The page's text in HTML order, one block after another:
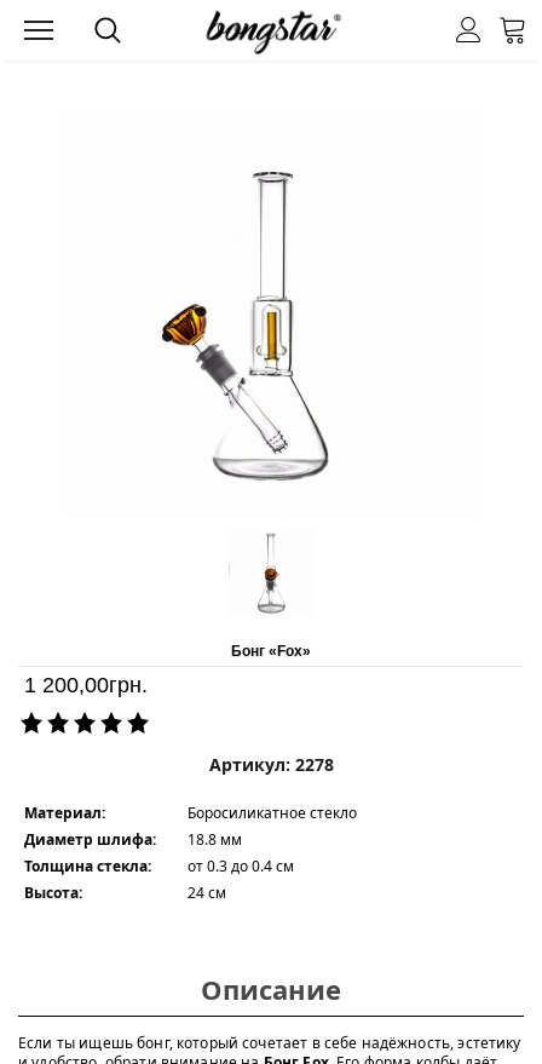
Бонг «Fox»
1 200,00грн.
Артикул: 2278
Материал:
Боросиликатное стекло
Диаметр шлифа:
18.8 мм
Толщина стекла:
от 0.3 до 0.4 см
Высота:
24 см
Описание
Если ты ищешь бонг, который сочетает в себе надёжность, эстетику